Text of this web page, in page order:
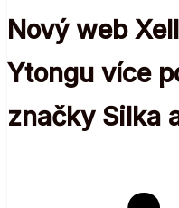
Nový web
Ytongu více
značky Silka